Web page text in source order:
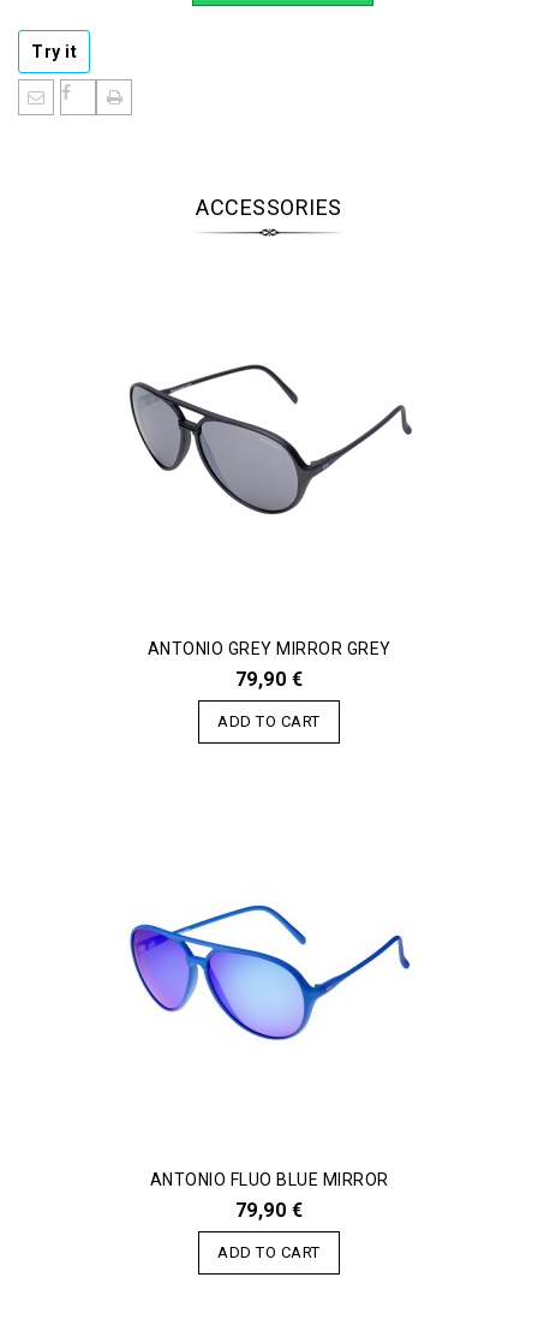
Try it
ACCESSORIES
ANTONIO GREY MIRROR GREY
79,90 €
ADD TO CART
ANTONIO FLUO BLUE MIRROR
79,90 €
ADD TO CART